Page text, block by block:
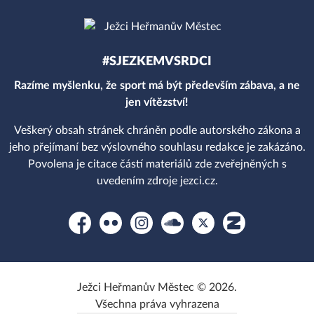
#SJEZKEMVSRDCI
Razíme myšlenku, že sport má být především zábava, a ne
jen vítězství!
Veškerý obsah stránek chráněn podle autorského zákona a
jeho přejímaní bez výslovného souhlasu redakce je zakázáno.
Povolena je citace částí materiálů zde zveřejněných s
uvedením zdroje jezci.cz.
FacebookFlickr InstagramSoundcloudPlatform XZonerama
Ježci Heřmanův Městec © 2026.
Všechna práva vyhrazena